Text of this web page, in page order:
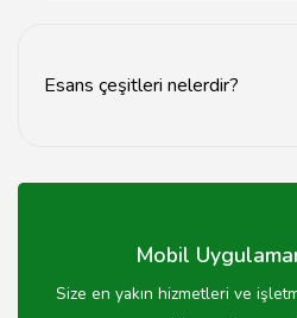
Esans çeşitleri nelerdir?
baharatlı kokular bulunmaktadır.
Mobil
Size en yakın hizmetleri ve